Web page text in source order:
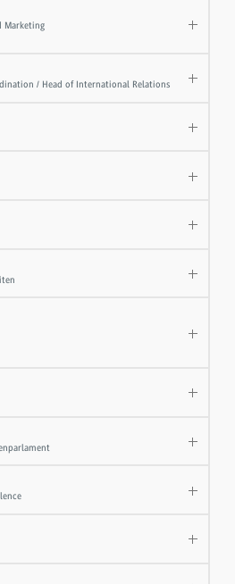
Marketing
/ Head of International Relations